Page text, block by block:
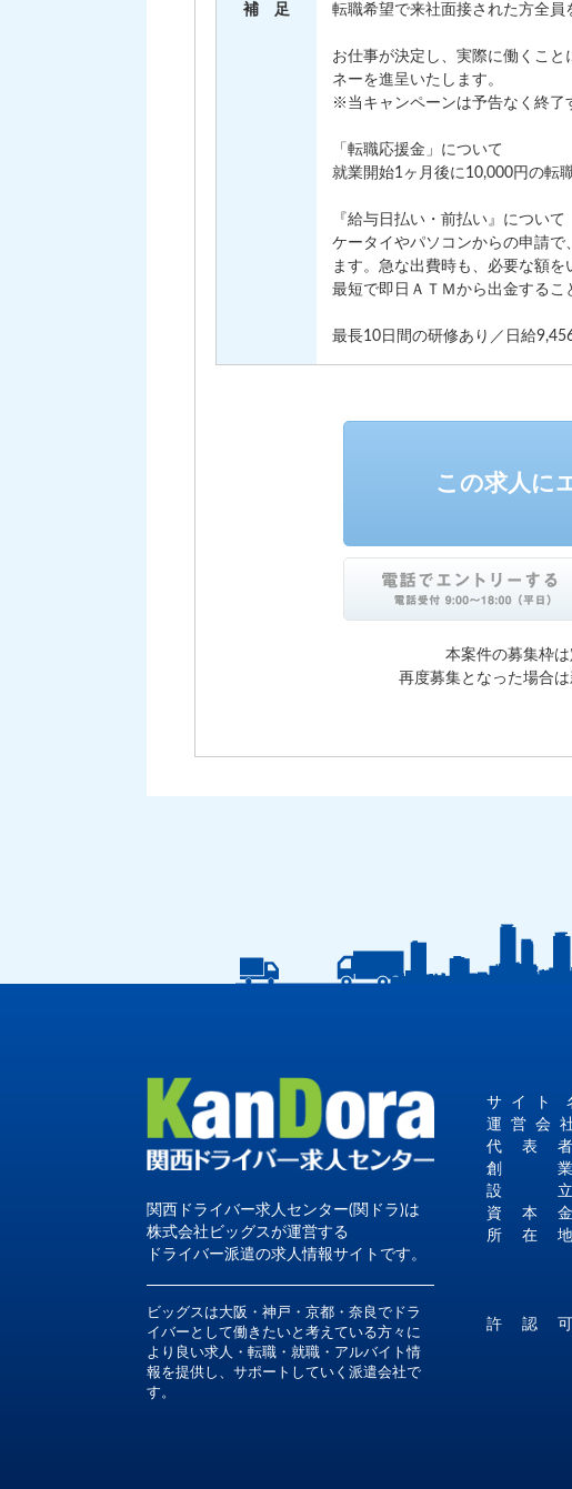
補 足
転職希望で来社面接された方全員
お仕事が決定し、実際に働くこ
ネーを進呈いたします。
※当キャンペーンは予告なく終了
「転職応援金」について
就業開始1ヶ月後に10,000円の転
『給与日払い・前払い』について
ケータイやパソコンからの申請
ます。急な出費時も、必要な額
最短で即日ＡＴＭから出金するこ
最長10日間の研修あり／日給
この求人に
本案件の募集枠は
再度募集となった場合
関西ドライバー求人センター(関ドラ)は
株式会社ビッグスが運営する
ドライバー派遣の求人情報サイトです。
ビッグスは大阪・神戸・京都・奈良でドラ
イバーとして働きたいと考えている方々に
より良い求人・転職・就職・アルバイト情
報を提供し、サポートしていく派遣会社で
す。
サ イ ト
運 営 会
代 表 者
創 業
設 立
資 本 金
所 在 地
許 認 可